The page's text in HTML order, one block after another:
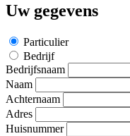
Uw gegevens
Particulier
Bedrijf
Bedrijfsnaam
Naam
Achternaam
Adres
Huisnummer